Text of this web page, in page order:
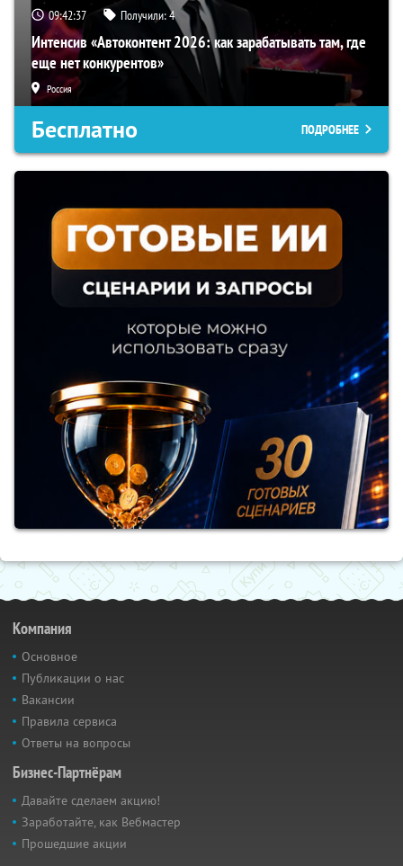
09:42:36 Получили:4
Интенсив «Автоконтент 2026: как зарабатывать там, где
еще нет конкурентов»
Россия
Бесплатно ПОДРОБНЕЕ
Компания
Основное
Публикации о нас
Вакансии
Правила сервиса
Ответы на вопросы
Бизнес-Партнёрам
Давайте сделаем акцию!
Заработайте, как Вебмастер
Прошедшие акции